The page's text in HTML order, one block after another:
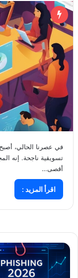
في عصرنا الحالي،
تسويقية ناجحة. إنه
أقصى…
اقرأ المزيد :